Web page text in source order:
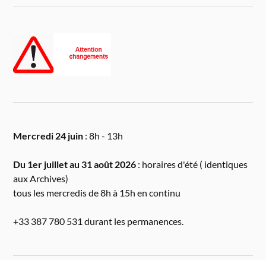
Mercredi 24 juin : 8h - 13h
Du 1er juillet au 31 août 2026 : horaires d'été ( identiques
aux Archives)
tous les mercredis de 8h à 15h en continu
+33 387 780 531 durant les permanences.